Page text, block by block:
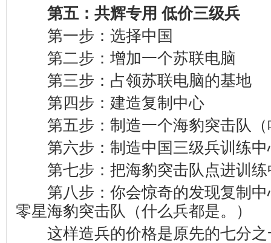
第五：共辉专用 低价三级兵
第一步：选择中国
第二步：增加一个苏联电脑
第三步：占领苏联电脑的基地
第四步：建造复制中心
第五步：制造一个海豹突击队（
第六步：制造中国三级兵训练中
第七步：把海豹突击队点进训
第八步：你会惊奇的发现复制中
零星海豹突击队（什么兵都是。）
这样造兵的价格是原先的七分之